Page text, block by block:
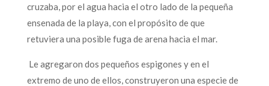
cruzaba, por el agua hacia el otro lado de la pequeña
ensenada de la playa, con el propósito de que
retuviera una posible fuga de arena hacia el mar.
Le agregaron dos pequeños espigones y en el
extremo de uno de ellos, construyeron una especie de